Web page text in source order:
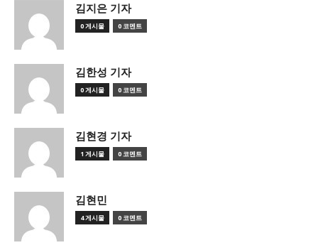
김지은 기자
0 게시물 0 코멘트
김한성 기자
0 게시물 0 코멘트
김현경 기자
1 게시물 0 코멘트
김현민
4 게시물 0 코멘트